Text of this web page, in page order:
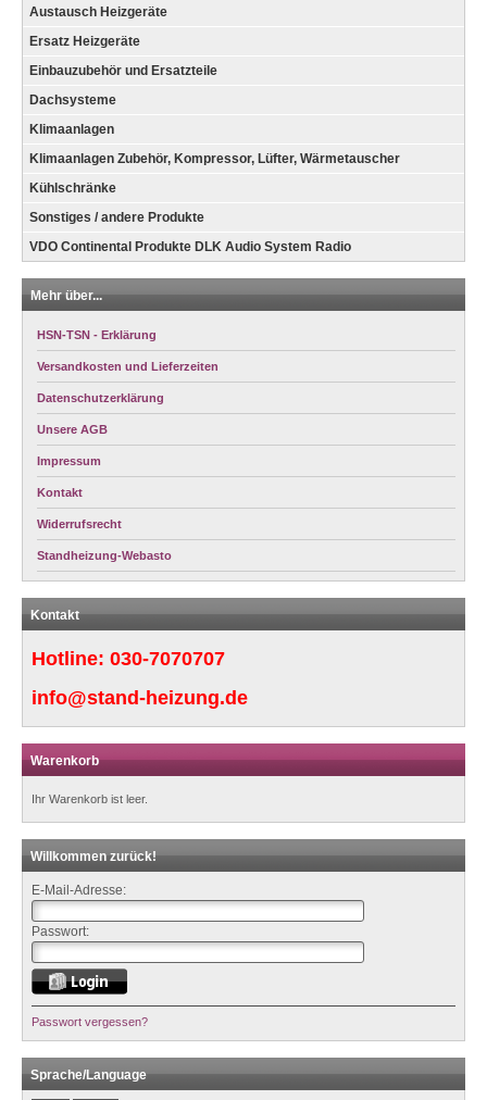
Austausch Heizgeräte
Ersatz Heizgeräte
Einbauzubehör und Ersatzteile
Dachsysteme
Klimaanlagen
Klimaanlagen Zubehör, Kompressor, Lüfter, Wärmetauscher
Kühlschränke
Sonstiges / andere Produkte
VDO Continental Produkte DLK Audio System Radio
Mehr über...
HSN-TSN - Erklärung
Versandkosten und Lieferzeiten
Datenschutzerklärung
Unsere AGB
Impressum
Kontakt
Widerrufsrecht
Standheizung-Webasto
Kontakt
Hotline: 030-7070707
info@stand-heizung.de
Warenkorb
Ihr Warenkorb ist leer.
Willkommen zurück!
E-Mail-Adresse:
Passwort:
Passwort vergessen?
Sprache/Language